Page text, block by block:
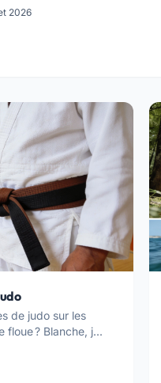
2026
de judo sur les
floue ? Blanche, j...